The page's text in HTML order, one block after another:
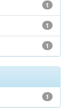
1
1
1
1